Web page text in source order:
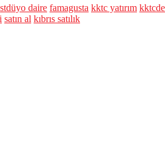
stdüyo daire famagusta kktc yatırım kktcde
satın al kıbrıs satılık